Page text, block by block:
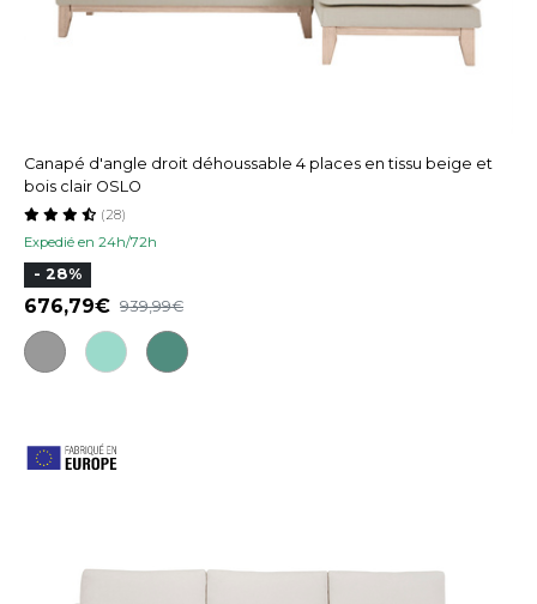
Canapé d'angle droit déhoussable 4 places en tissu beige et
bois clair OSLO
Expedié en 24h/72h
(28)
- 28%
676,79 939,99